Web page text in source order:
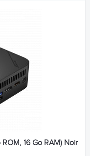
16 Go RAM) Noir